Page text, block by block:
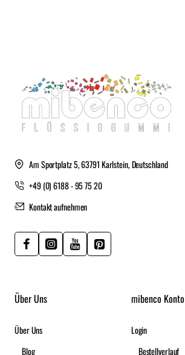
Am Sportplatz 5, 63791 Karlstein, Deutschland
+49 (0) 6188 - 95 75 20
Kontakt aufnehmen
Über Uns
Über Uns
Blog
mibenco Konto
Login
Bestellverlauf